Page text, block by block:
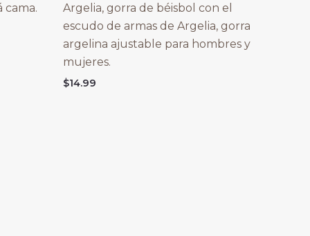
cama.
Argelia, gorra de béisbol con el
escudo de armas de Argelia, gorra
argelina ajustable para hombres y
mujeres.
$14.99